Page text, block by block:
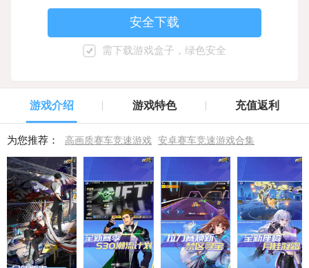
安全下载
需下载游戏盒子，绿色安全
游戏介绍 游戏特色 充值返利
为您推荐： 高画质赛车竞速游戏 安卓赛车竞速游戏合集